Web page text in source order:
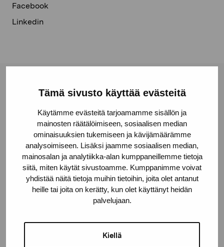
Tämä sivusto käyttää evästeitä
Käytämme evästeitä tarjoamamme sisällön ja
mainosten räätälöimiseen, sosiaalisen median
ominaisuuksien tukemiseen ja kävijämäärämme
analysoimiseen. Lisäksi jaamme sosiaalisen median,
mainosalan ja analytiikka-alan kumppaneillemme tietoja
siitä, miten käytät sivustoamme. Kumppanimme voivat
yhdistää näitä tietoja muihin tietoihin, joita olet antanut
heille tai joita on kerätty, kun olet käyttänyt heidän
palvelujaan.
Kiellä
Facebook
Linkedin
Pro Artibus Foundation
Gustav Wasas gata 11
10600 Ekenäs
proartibus@proartibus.fi
+358 (0)50 371 6339
Contact us